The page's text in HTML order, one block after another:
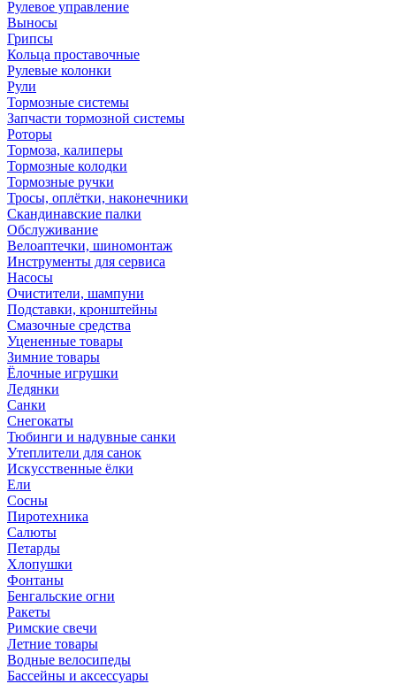
Рулевое управление
Выносы
Грипсы
Кольца проставочные
Рулевые колонки
Рули
Тормозные системы
Запчасти тормозной системы
Роторы
Тормоза, калиперы
Тормозные колодки
Тормозные ручки
Тросы, оплётки, наконечники
Скандинавские палки
Обслуживание
Велоаптечки, шиномонтаж
Инструменты для сервиса
Насосы
Очистители, шампуни
Подставки, кронштейны
Смазочные средства
Уцененные товары
Зимние товары
Ёлочные игрушки
Ледянки
Санки
Снегокаты
Тюбинги и надувные санки
Утеплители для санок
Искусственные ёлки
Ели
Сосны
Пиротехника
Салюты
Петарды
Хлопушки
Фонтаны
Бенгальские огни
Ракеты
Римские свечи
Летние товары
Водные велосипеды
Бассейны и аксессуары